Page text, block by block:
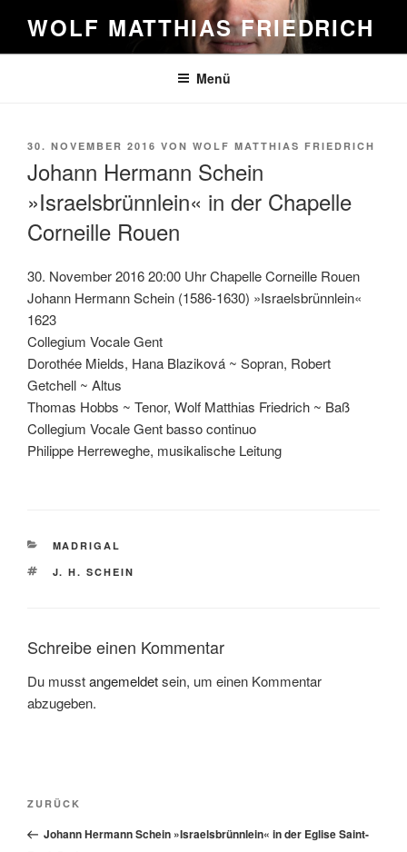
Inhalt
springen
WOLF MATTHIAS FRIEDRICH
Menü
VERÖFFENTLICHT
30. NOVEMBER 2016 VON WOLF MATTHIAS FRIEDRICH
Johann Hermann Schein
»Israelsbrünnlein« in der Chapelle
Corneille Rouen
30. November 2016 20:00 Uhr Chapelle Corneille Rouen
Johann Hermann Schein (1586-1630) »Israelsbrünnlein«
1623
Collegium Vocale Gent
Dorothée Mields, Hana Blaziková ~ Sopran, Robert
Getchell ~ Altus
Thomas Hobbs ~ Tenor, Wolf Matthias Friedrich ~ Baß
Collegium Vocale Gent basso continuo
Philippe Herreweghe, musikalische Leitung
KATEGORIEN
MADRIGAL
SCHLAGWÖRTER
J. H. SCHEIN
Schreibe einen Kommentar
Du musstangemeldetsein, um einen Kommentar
abzugeben.
Beitragsnavigation
Vorheriger
Beitrag
ZURÜCK
Johann Hermann Schein »Israelsbrünnlein« in der Eglise Saint-